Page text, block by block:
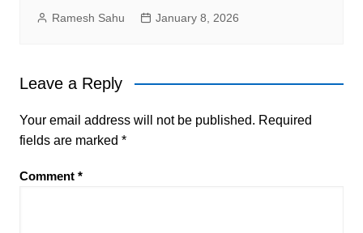
Ramesh Sahu January 8, 2026
Leave a Reply
Your email address will not be published. Required
fields are marked *
Comment *